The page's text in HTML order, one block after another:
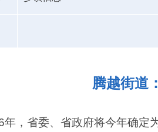
腾越街道
年，省委、省政府将今年确定